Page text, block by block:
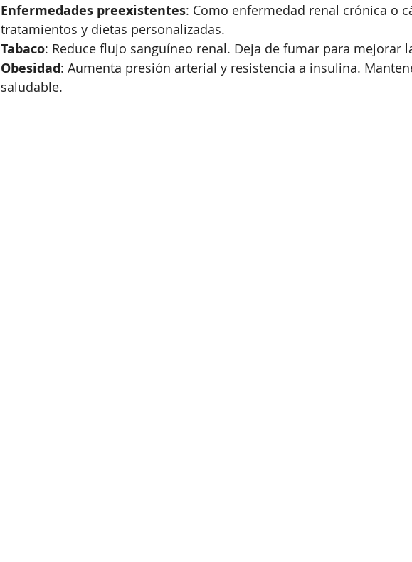
Enfermedades preexistentes: Como enfermedad renal crónica o
tratamientos y dietas personalizadas.
Tabaco: Reduce flujo sanguíneo renal. Deja de fumar para mejorar
Obesidad: Aumenta presión arterial y resistencia a insulina.
saludable.